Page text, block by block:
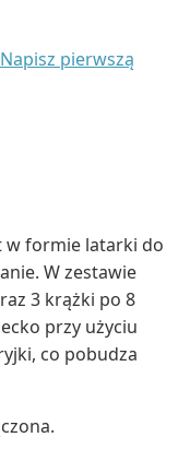
Napisz pierwszą
w formie latarki do
W zestawie
3 krążki po 8
przy użyciu
co pobudza